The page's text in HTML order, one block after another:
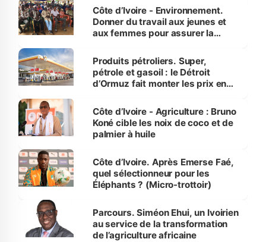
Côte d’Ivoire - Environnement.
Donner du travail aux jeunes et
aux femmes pour assurer la
menacées
Produits pétroliers. Super,
pétrole et gasoil : le Détroit
d’Ormuz fait monter les prix en
Côte d’Ivoire - Agriculture : Bruno
Koné cible les noix de coco et de
palmier à huile
Côte d’Ivoire. Après Emerse Faé,
quel sélectionneur pour les
Éléphants ? (Micro-trottoir)
Parcours. Siméon Ehui, un Ivoirien
au service de la transformation
de l’agriculture africaine